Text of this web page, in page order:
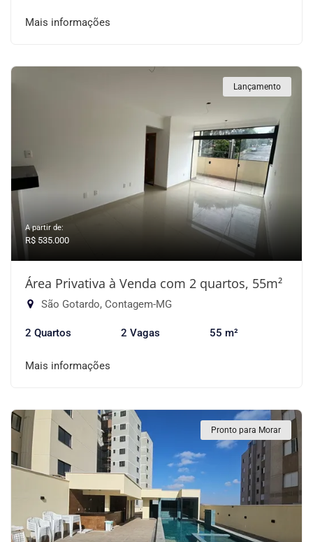
Mais informações
Lançamento
A partir de:
R$ 535.000
Área Privativa à Venda com 2 quartos, 55m²
São Gotardo, Contagem-MG
2 Quartos 2 Vagas 55 m²
Mais informações
Pronto para Morar